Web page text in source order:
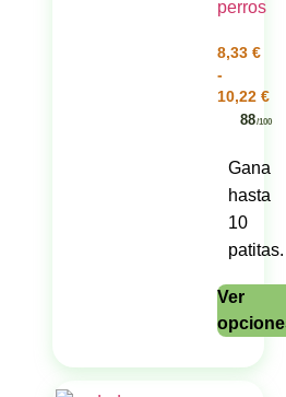
8,33 €
-
10,22 €
88/100
Gana
hasta
10
patitas.
Ver